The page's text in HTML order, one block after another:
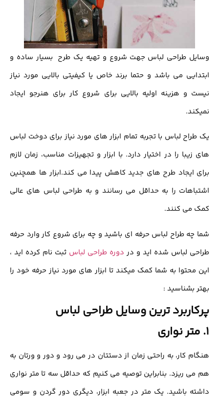
وسایل طراحی لباس جهت شروع و تهیه یک طرح بسیار ساده و
ابتدایی می باشد و حتما برند خاص یا کیفیتی بالایی مورد نیاز
نیست و هزینه اولیه بالایی برای شروع کار برای هنرجو ایجاد
نمیکند.
یک طراح لباس با تجربه تمام ابزار هاي مورد نیاز برای دوخت لباس
های زیبا را در اختیار دارد. با ابزار و تجهیزات مناسب، زمان لازم
برای ایجاد طرح های جدید کاهش پيدا مي كند.ابزار ها همچنین
اشتباهات را به حداقل می‌ رسانند و به طراحی لباس ‌های عالی
کمک می ‌کنند.
شما چه طراح لباس حرفه ای باشید و چه برای شروع کار وارد حرفه
طراحی لباس شده اید و در دوره طراحی لباس ثبت نام کرده اید ،
این محتوا به شما کمک میکند تا ابزار های مورد نیاز حرفه خود را
بهتر بشناسید :
پرکاربرد ترین وسایل طراحی لباس
1. متر نواری
هنگام کار، به راحتی زمان از دستتان در مي رود و دور و ورتان به
هم مي ريزد. بنابراین توصيه مي كنيم كه حداقل سه تا متر نواری
داشته باشيد. یک متر در جعبه ابزار، دیگری دور گردن و سومی